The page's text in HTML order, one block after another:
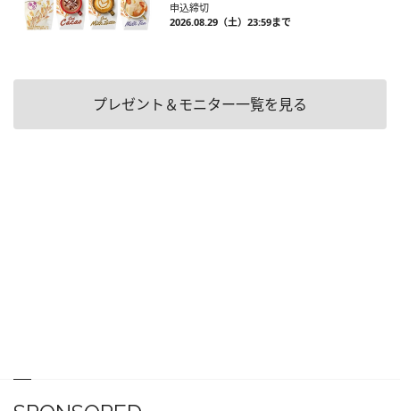
申込締切
2026.08.29（土）23:59まで
プレゼント＆モニター一覧を見る